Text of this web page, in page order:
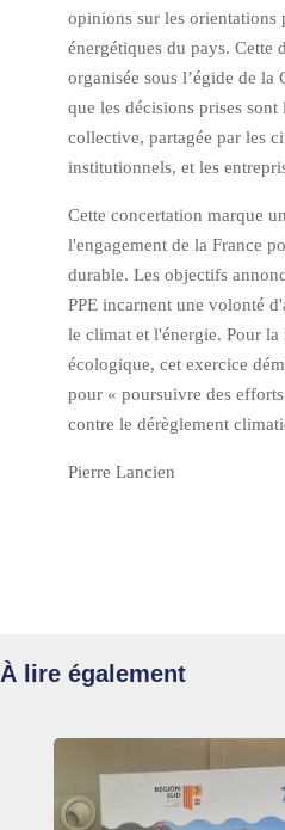
opinions sur les orientations
énergétiques du pays. Cette
organisée sous l’égide de la
que les décisions prises
collective, partagée par les
institutionnels, et les
Cette concertation marque
l'engagement de la France
durable. Les objectifs
PPE incarnent une volonté
le climat et l'énergie. Pour
écologique, cet exercice
pour « poursuivre des
contre le dérèglement
Pierre Lancien
À lire également